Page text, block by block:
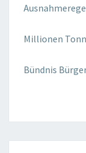
Millionen
Bündnis